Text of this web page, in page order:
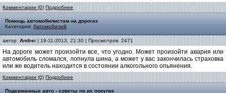
Комментарии (0) Подробнее
Помощь автомобилистам на дорогах
Категория: Автомобили9
автор: Andrei | 19-11-2013, 21:30 | Просмотров: 2471
На дороге может произойти все, что угодно. Может произойти авария или
автомобиль сломался, лопнула шина, а может у вас закончилась страховка
или же водитель находится в состоянии алкогольного опьянения.
Комментарии (0) Подробнее
Подержанные авто - советы по их покупке